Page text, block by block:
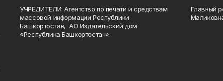
УЧРЕДИТЕЛИ: Агентство по печати и средствам
массовой информации Республики
Башкортостан, АО Издательский дом
«Республика Башкортостан».
Главный